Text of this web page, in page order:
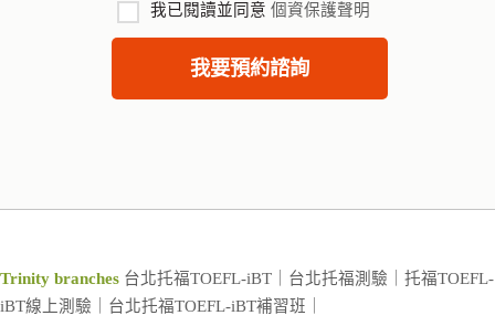
我已閱讀並同意 個資保護聲明
Trinity branches 台北托福TOEFL-iBT｜台北托福測驗｜托福TOEFL-
iBT線上測驗｜台北托福TOEFL-iBT補習班｜